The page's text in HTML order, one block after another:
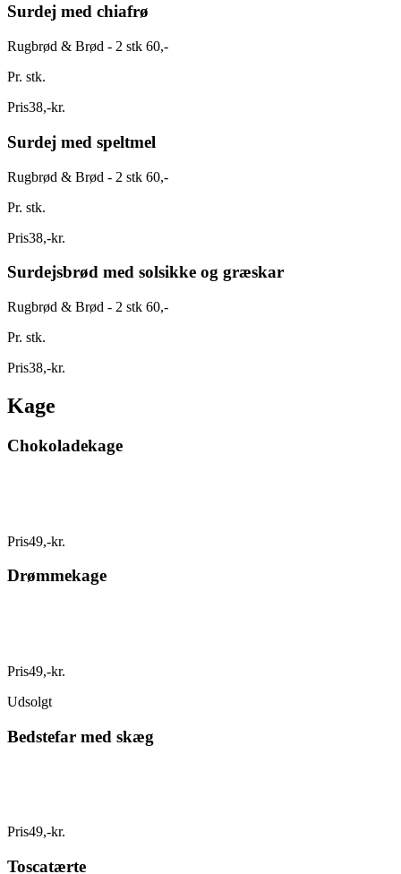
Surdej med chiafrø
Rugbrød & Brød - 2 stk 60,-
Pr. stk.
Pris38,-kr.
Surdej med speltmel
Rugbrød & Brød - 2 stk 60,-
Pr. stk.
Pris38,-kr.
Surdejsbrød med solsikke og græskar
Rugbrød & Brød - 2 stk 60,-
Pr. stk.
Pris38,-kr.
Kage
Chokoladekage
Pris49,-kr.
Drømmekage
Pris49,-kr.
Udsolgt
Bedstefar med skæg
Pris49,-kr.
Toscatærte